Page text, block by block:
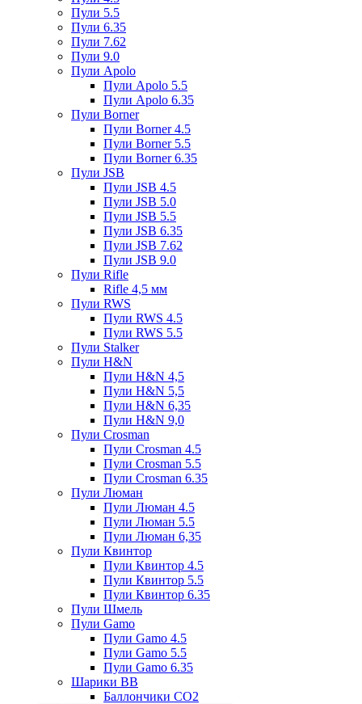
Пули 5.5
Пули 6.35
Пули 7.62
Пули 9.0
Пули Apolo
Пули Apolo 5.5
Пули Apolo 6.35
Пули Borner
Пули Borner 4.5
Пули Borner 5.5
Пули Borner 6.35
Пули JSB
Пули JSB 4.5
Пули JSB 5.0
Пули JSB 5.5
Пули JSB 6.35
Пули JSB 7.62
Пули JSB 9.0
Пули Rifle
Rifle 4,5 мм
Пули RWS
Пули RWS 4.5
Пули RWS 5.5
Пули Stalker
Пули H&N
Пули H&N 4,5
Пули H&N 5,5
Пули H&N 6,35
Пули H&N 9,0
Пули Crosman
Пули Crosman 4.5
Пули Crosman 5.5
Пули Crosman 6.35
Пули Люман
Пули Люман 4.5
Пули Люман 5.5
Пули Люман 6,35
Пули Квинтор
Пули Квинтор 4.5
Пули Квинтор 5.5
Пули Квинтор 6.35
Пули Шмель
Пули Gamo
Пули Gamo 4.5
Пули Gamo 5.5
Пули Gamo 6.35
Шарики BB
Баллончики CO2